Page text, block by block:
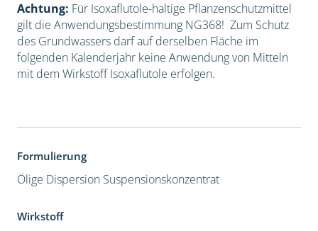
Achtung: Für Isoxaflutole-haltige Pflanzenschutzmittel
gilt die Anwendungsbestimmung NG368! Zum Schutz
des Grundwassers darf auf derselben Fläche im
folgenden Kalenderjahr keine Anwendung von Mitteln
mit dem Wirkstoff Isoxaflutole erfolgen.
Formulierung
Ölige Dispersion Suspensionskonzentrat
Wirkstoff